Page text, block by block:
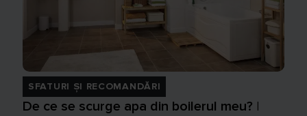
SFATURI ȘI RECOMANDĂRI
De ce se scurge apa din boilerul meu? |